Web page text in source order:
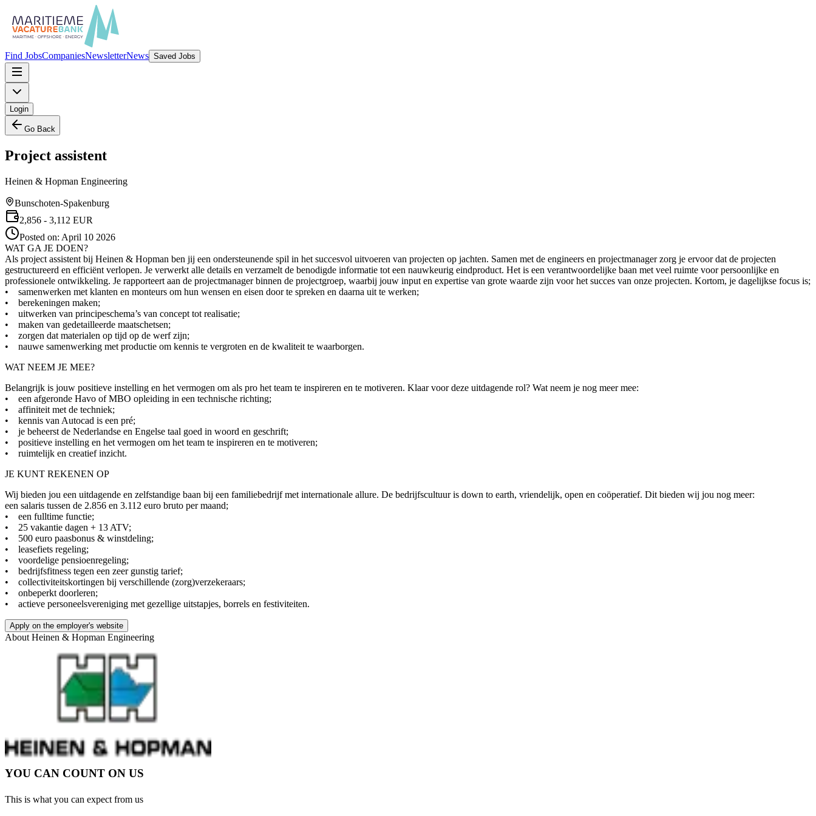
Find JobsCompaniesNewsletterNews Saved Jobs
Login
Go Back
Project assistent
Heinen & Hopman Engineering
Bunschoten-Spakenburg
2,856 - 3,112 EUR
Posted on: April 10 2026
WAT GA JE DOEN?
Als project assistent bij Heinen & Hopman ben jij een ondersteunende spil in het succesvol uitvoeren van projecten op jachten. Samen met de engineers en projectmanager zorg je ervoor dat de projecten
gestructureerd en efficiënt verlopen. Je verwerkt alle details en verzamelt de benodigde informatie tot een nauwkeurig eindproduct. Het is een verantwoordelijke baan met veel ruimte voor persoonlijke en
professionele ontwikkeling. Je rapporteert aan de projectmanager binnen de projectgroep, waarbij jouw input en expertise van grote waarde zijn voor het succes van onze projecten. Kortom, je dagelijkse focus is;
• samenwerken met klanten en monteurs om hun wensen en eisen door te spreken en daarna uit te werken;
• berekeningen maken;
• uitwerken van principeschema’s van concept tot realisatie;
• maken van gedetailleerde maatschetsen;
• zorgen dat materialen op tijd op de werf zijn;
• nauwe samenwerking met productie om kennis te vergroten en de kwaliteit te waarborgen.
WAT NEEM JE MEE?
Belangrijk is jouw positieve instelling en het vermogen om als pro het team te inspireren en te motiveren. Klaar voor deze uitdagende rol? Wat neem je nog meer mee:
• een afgeronde Havo of MBO opleiding in een technische richting;
• affiniteit met de techniek;
• kennis van Autocad is een pré;
• je beheerst de Nederlandse en Engelse taal goed in woord en geschrift;
• positieve instelling en het vermogen om het team te inspireren en te motiveren;
• ruimtelijk en creatief inzicht.
JE KUNT REKENEN OP
Wij bieden jou een uitdagende en zelfstandige baan bij een familiebedrijf met internationale allure. De bedrijfscultuur is down to earth, vriendelijk, open en coöperatief. Dit bieden wij jou nog meer:
een salaris tussen de 2.856 en 3.112 euro bruto per maand;
• een fulltime functie;
• 25 vakantie dagen + 13 ATV;
• 500 euro paasbonus & winstdeling;
• leasefiets regeling;
• voordelige pensioenregeling;
• bedrijfsfitness tegen een zeer gunstig tarief;
• collectiviteitskortingen bij verschillende (zorg)verzekeraars;
• onbeperkt doorleren;
• actieve personeelsvereniging met gezellige uitstapjes, borrels en festiviteiten.
Apply on the employer's website
About Heinen & Hopman Engineering
YOU CAN COUNT ON US
This is what you can expect from us